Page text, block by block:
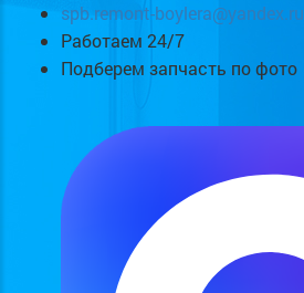
spb.remont-boylera@yandex.ru
Работаем 24/7
Подберем запчасть по фото